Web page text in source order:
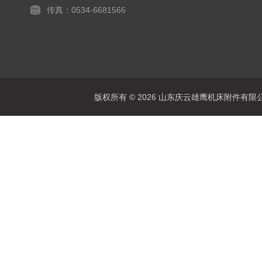
传真：0534-6681566
版权所有 © 2026 山东庆云雄鹰机床附件有